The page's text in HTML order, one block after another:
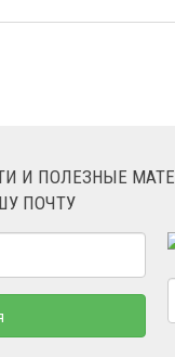
И ПОЛЕЗНЫЕ
ПОЧТУ